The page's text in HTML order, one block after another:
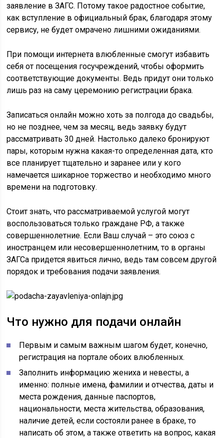
заявление в ЗАГС. Потому такое радостное событие,
как вступление в официальный брак, благодаря этому
сервису, не будет омрачено лишними ожиданиями.
При помощи интернета влюбленные смогут избавить
себя от посещения госучреждений, чтобы оформить
соответствующие документы. Ведь придут они только
лишь раз на саму церемонию регистрации брака.
Записаться онлайн можно хоть за полгода до свадьбы,
но не позднее, чем за месяц, ведь заявку будут
рассматривать 30 дней. Настолько далеко бронируют
пары, которым нужна какая-то определенная дата, кто
все планирует тщательно и заранее или у кого
намечается шикарное торжество и необходимо много
времени на подготовку.
Стоит знать, что рассматриваемой услугой могут
воспользоваться только граждане РФ, а также
совершеннолетние. Если Ваш случай – это союз с
иностранцем или несовершеннолетним, то в органы
ЗАГСа придется явиться лично, ведь там совсем другой
порядок и требования подачи заявления.
Что нужно для подачи онлайн
Первым и самым важным шагом будет, конечно,
регистрация на портале обоих влюбленных.
Заполнить информацию жениха и невесты, а
именно: полные имена, фамилии и отчества, даты и
места рождения, данные паспортов,
национальности, места жительства, образования,
наличие детей, если состояли ранее в браке, то
написать об этом, а также ответить на вопрос, какая